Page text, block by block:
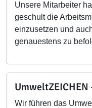
Unsere Mitarbeiter
geschult die
einzusetzen und
genauestens zu
UmweltZEICHEN
Wir führen das